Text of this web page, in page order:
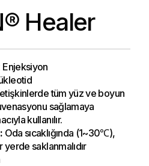
Healer
tüm yüz ve boyun
sağlamaya
kullanılır.
Oda sıcaklığında (1~30℃),
yerde saklanmalıdır